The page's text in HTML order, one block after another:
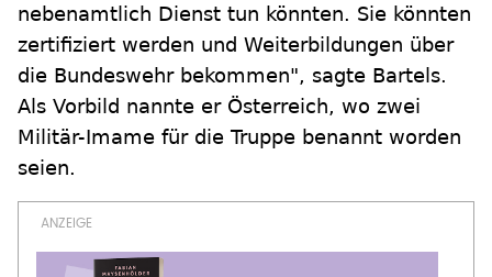
nebenamtlich Dienst tun könnten. Sie könnten
zertifiziert werden und Weiterbildungen über
die Bundeswehr bekommen", sagte Bartels.
Als Vorbild nannte er Österreich, wo zwei
Militär-Imame für die Truppe benannt worden
seien.